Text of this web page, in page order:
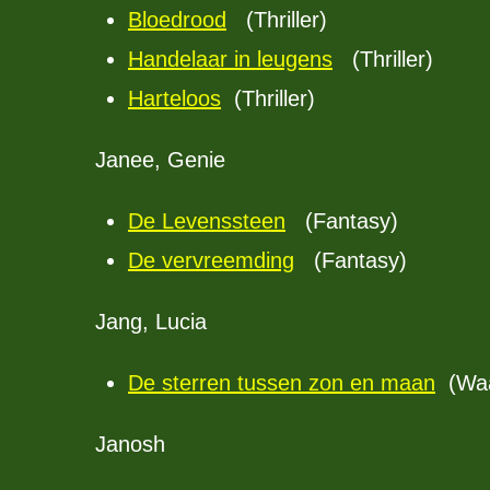
Bloedrood
(Thriller)
Handelaar in leugens (Thriller)
Harteloos (Thriller)
Janee, Genie
De Levenssteen (Fantasy)
De vervreemding (Fantasy)
Jang, Lucia
De sterren tussen zon en maan
Janosh